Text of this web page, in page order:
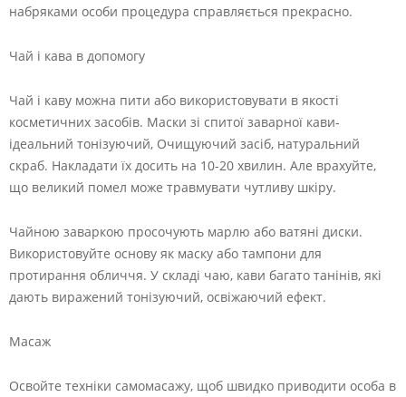
набряками особи процедура справляється прекрасно.
Чай і кава в допомогу
Чай і каву можна пити або використовувати в якості
косметичних засобів. Маски зі спитої заварної кави-
ідеальний тонізуючий, Очищуючий засіб, натуральний
скраб. Накладати їх досить на 10-20 хвилин. Але врахуйте,
що великий помел може травмувати чутливу шкіру.
Чайною заваркою просочують марлю або ватяні диски.
Використовуйте основу як маску або тампони для
протирання обличчя. У складі чаю, кави багато танінів, які
дають виражений тонізуючий, освіжаючий ефект.
Масаж
Освойте техніки самомасажу, щоб швидко приводити особа в